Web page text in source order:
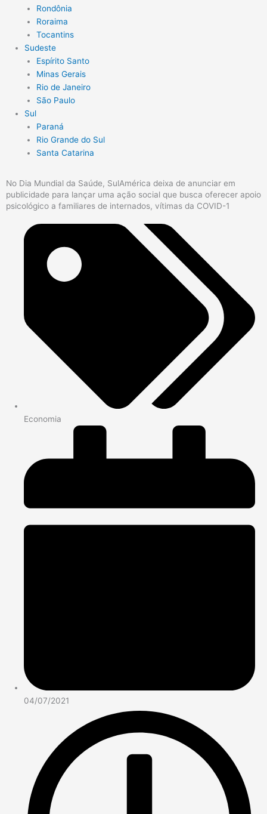
Rondônia
Roraima
Tocantins
Sudeste
Espírito Santo
Minas Gerais
Rio de Janeiro
São Paulo
Sul
Paraná
Rio Grande do Sul
Santa Catarina
No Dia Mundial da Saúde, SulAmérica deixa de anunciar em
publicidade para lançar uma ação social que busca oferecer apoio
psicológico a familiares de internados, vítimas da COVID-1
Economia
04/07/2021